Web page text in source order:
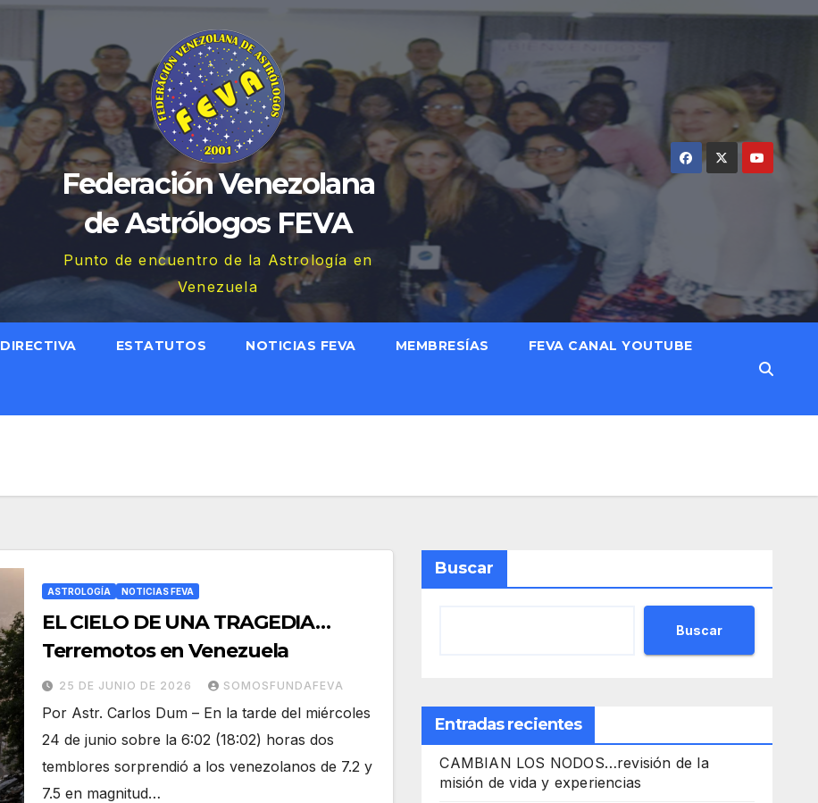
Federación Venezolana
de Astrólogos FEVA
Punto de encuentro de la Astrología en
Venezuela
DIRECTIVA ESTATUTOS NOTICIAS FEVA MEMBRESÍAS FEVA CANAL YOUTUBE
ASTROLOGÍA NOTICIAS FEVA
EL CIELO DE UNA TRAGEDIA…
Terremotos en Venezuela
25 DE JUNIO DE 2026 SOMOSFUNDAFEVA
Por Astr. Carlos Dum – En la tarde del miércoles
24 de junio sobre la 6:02 (18:02) horas dos
temblores sorprendió a los venezolanos de 7.2 y
7.5 en magnitud…
Buscar
Buscar
Entradas recientes
CAMBIAN LOS NODOS…revisión de la
misión de vida y experiencias